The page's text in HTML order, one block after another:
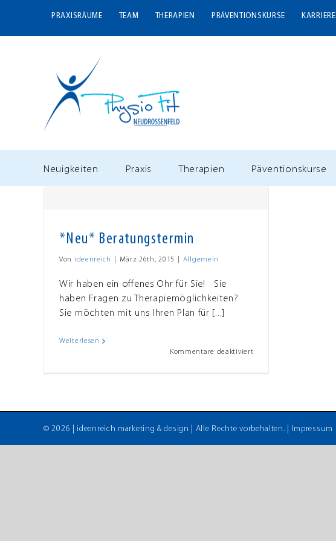
springen
PRAXISRÄUME TEAM THERAPIEN PRÄVENTIONSKURSE KARRIERE
Neuigkeiten Praxis Therapien Päventionskurse
*Neu* Beratungstermin
Von ideenreich März 26th, 2015 Allgemein
Wir haben ein offenes Ohr für Sie! Sie
haben Fragen zu Therapiemöglichkeiten?
Sie möchten mit uns Ihren Plan für [...]
Weiterlesen
Kommentare deaktiviertfür
©2026 | ideenreich marketing & design | Alle Rechte vorbehalten. | Impressum